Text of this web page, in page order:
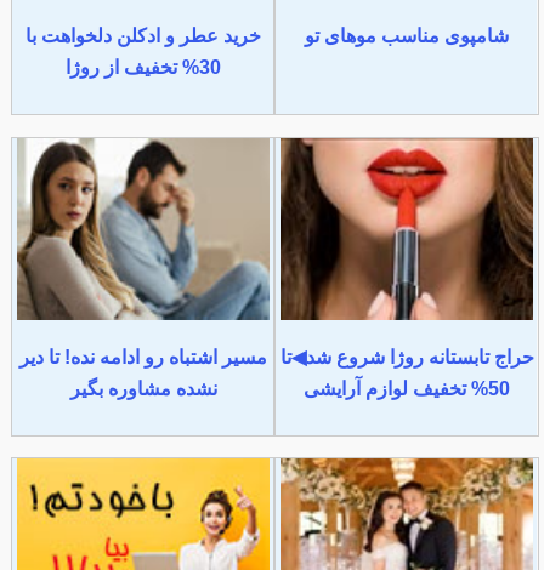
شامپوی مناسب موهای تو
خرید عطر و ادکلن دلخواهت با
30% تخفیف از روژا
حراج تابستانه روژا شروع شد◀تا
50% تخفیف لوازم آرایشی
مسیر اشتباه رو ادامه نده! تا دیر
نشده مشاوره بگیر